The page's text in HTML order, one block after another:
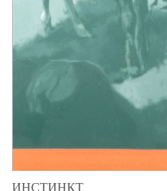
ИНСТИНКТ